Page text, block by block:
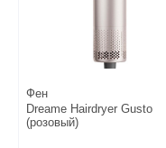
Фен
Dreame Нairdryer Gusto
(розовый)